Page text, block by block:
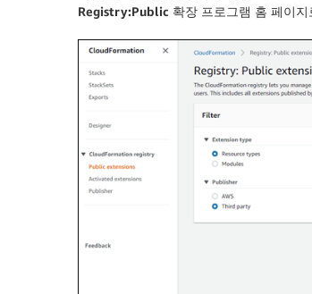
Registry:Public 확장 프로그램 홈 페이